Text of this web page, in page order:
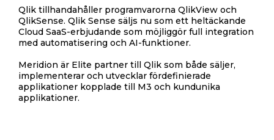
Qlik tillhandahåller programvarorna QlikView och
QlikSense. Qlik Sense säljs nu som ett heltäckande
Cloud SaaS-erbjudande som möjliggör full integration
med automatisering och AI-funktioner.
Meridion är Elite partner till Qlik som både säljer,
implementerar och utvecklar fördefinierade
applikationer kopplade till M3 och kundunika
applikationer.